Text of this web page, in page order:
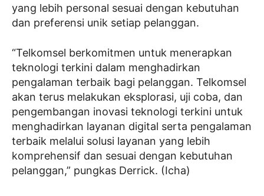
yang lebih personal sesuai dengan kebutuhan
dan preferensi unik setiap pelanggan.
“Telkomsel berkomitmen untuk menerapkan
teknologi terkini dalam menghadirkan
pengalaman terbaik bagi pelanggan. Telkomsel
akan terus melakukan eksplorasi, uji coba, dan
pengembangan inovasi teknologi terkini untuk
menghadirkan layanan digital serta pengalaman
terbaik melalui solusi layanan yang lebih
komprehensif dan sesuai dengan kebutuhan
pelanggan,” pungkas Derrick. (Icha)